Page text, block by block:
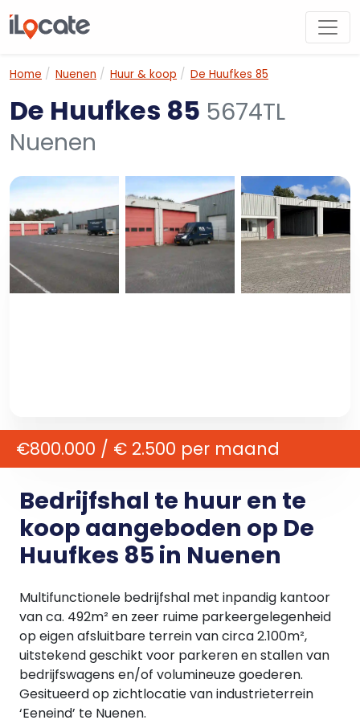
Home Nuenen Huur & koop De Huufkes 85
De Huufkes 85 5674TL
Nuenen
€800.000 / € 2.500 per maand
Bedrijfshal te huur en te
koop aangeboden op De
Huufkes 85 in Nuenen
Multifunctionele bedrijfshal met inpandig kantoor
van ca. 492m² en zeer ruime parkeergelegenheid
op eigen afsluitbare terrein van circa 2.100m²,
uitstekend geschikt voor parkeren en stallen van
bedrijfswagens en/of volumineuze goederen.
Gesitueerd op zichtlocatie van industrieterrein
‘Eeneind’ te Nuenen.